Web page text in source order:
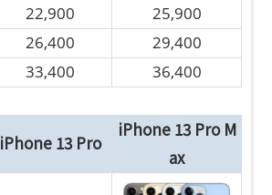
22,900 25,900
26,400 29,400
33,400 36,400
iPhone 13 Pro
iPhone 13 Pro M
ax